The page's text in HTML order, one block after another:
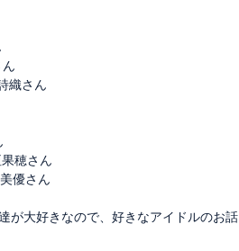
織さん
穂さん
優さん
が大好きなので、好きなアイドルのお